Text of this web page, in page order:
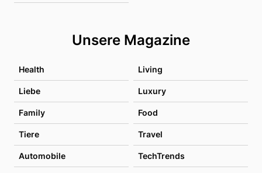
Unsere Magazine
Health Living
Liebe Luxury
Family Food
Tiere Travel
Automobile TechTrends